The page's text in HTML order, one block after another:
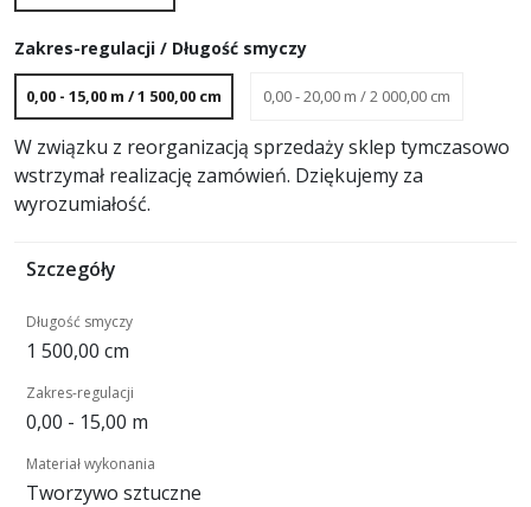
Zakres-regulacji / Długość smyczy
0,00 - 15,00 m / 1 500,00 cm 0,00 - 20,00 m / 2 000,00 cm
W związku z reorganizacją sprzedaży sklep tymczasowo
wstrzymał realizację zamówień. Dziękujemy za
wyrozumiałość.
Szczegóły
Długość smyczy
1 500,00 cm
Zakres-regulacji
0,00 - 15,00 m
Materiał wykonania
Tworzywo sztuczne